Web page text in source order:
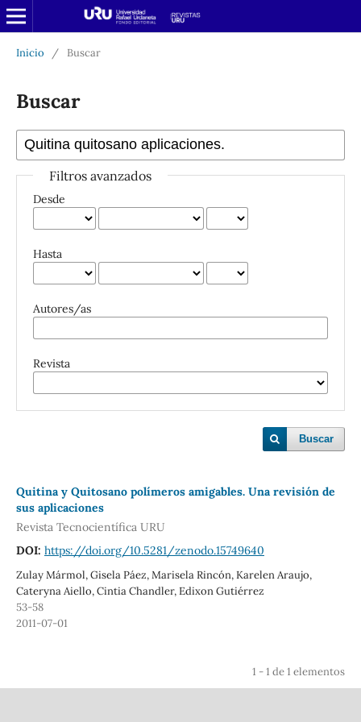
Inicio / Buscar
Buscar
Filtros avanzados
Desde
Hasta
Autores/as
Revista
Buscar
Quitina y Quitosano polímeros amigables. Una revisión de
sus aplicaciones
Revista Tecnocientífica URU
DOI: https://doi.org/10.5281/zenodo.15749640
Zulay Mármol, Gisela Páez, Marisela Rincón, Karelen Araujo,
Cateryna Aiello, Cintia Chandler, Edixon Gutiérrez
53-58
2011-07-01
1 - 1 de 1 elementos